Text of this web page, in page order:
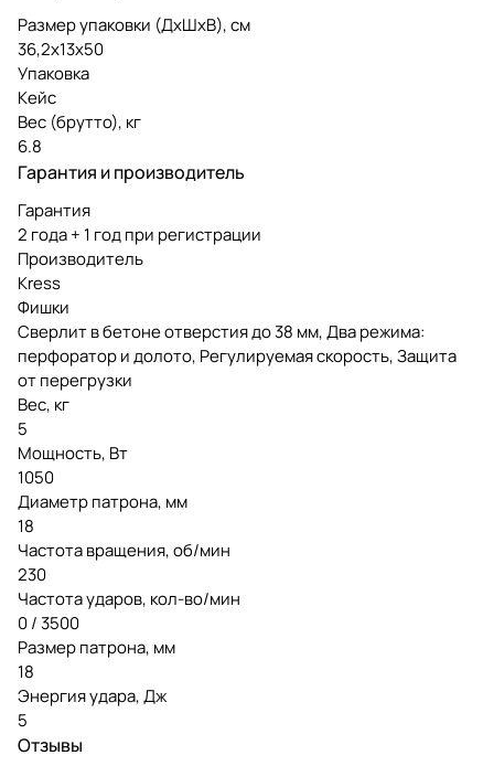
Размер упаковки (ДxШxВ), см
36,2x13x50
Упаковка
Кейс
Вес (брутто), кг
6.8
Гарантия и производитель
Гарантия
2 года + 1 год при регистрации
Производитель
Kress
Фишки
Сверлит в бетоне отверстия до 38 мм, Два режима:
перфоратор и долото, Регулируемая скорость, Защита
от перегрузки
Вес, кг
5
Мощность, Вт
1050
Диаметр патрона, мм
18
Частота вращения, об/мин
230
Частота ударов, кол-во/мин
0 / 3500
Размер патрона, мм
18
Энергия удара, Дж
5
Отзывы